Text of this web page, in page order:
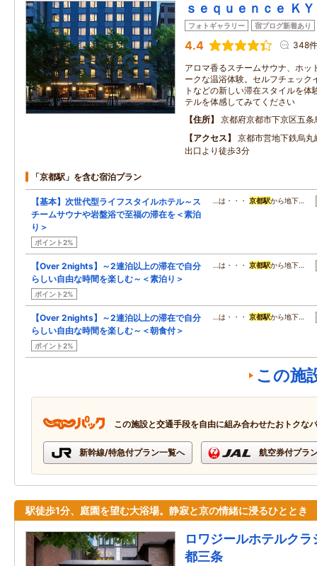
ｓｅｑｕｅｎｃｅ Ｋ
フォトギャラリー 宿ブログ新着あり
4.4 348件
アロマ香るスチームサウナ、ホッ
ークな温浴体験。セルフチェック
トなどの新しい滞在スタイルを
テルを体感してみてください
住所
京都府京都市下京区五
アクセス
京都市営地下鉄烏
出口より徒歩3分
「京都駅」を含む宿泊プラン
【基本】次世代型ライフスタイルホテル～ス
チームサウナや岩盤浴で至福の滞在を＜素泊
り＞
ポイント2%
…は・・・京都駅から地下…
【Over 2nights】～2連泊以上の滞在で自分
らしい自由な時間を楽しむ～＜素泊り＞
ポイント2%
…は・・・京都駅から地下…
【Over 2nights】～2連泊以上の滞在で自分
らしい自由な時間を楽しむ～＜朝食付＞
ポイント2%
…は・・・京都駅から地下…
この施
この施設と交通手段を自由に組み合わせたおトクな
新幹線/特急付プラン一覧へ 航空券付プラ
駅徒歩1分、庭園を望む大浴場。静寂と京の情緒に浸るひととき
ロワジールホテルク
都三条